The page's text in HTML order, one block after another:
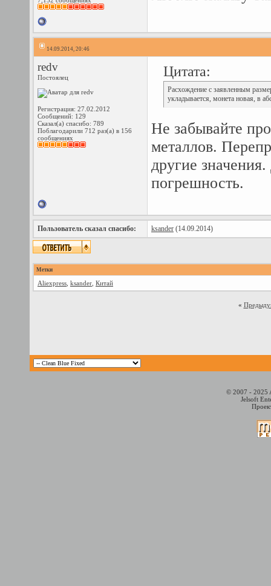
14.09.2014, 20:46
redv
Постоялец
Регистрация: 27.02.2012
Сообщений: 129
Сказал(а) спасибо: 789
Поблагодарили 712 раз(а) в 156
сообщениях
Цитата:
Расхождение с заявленным
укладывается, монета новая, в
Не забывайте
металлов.
другие
погрешность.
Пользователь сказал cпасибо: ksander (14.09.2014)
Метки
Aliexpress ksander Китай
«
© 2007 - 2025
Jelsoft